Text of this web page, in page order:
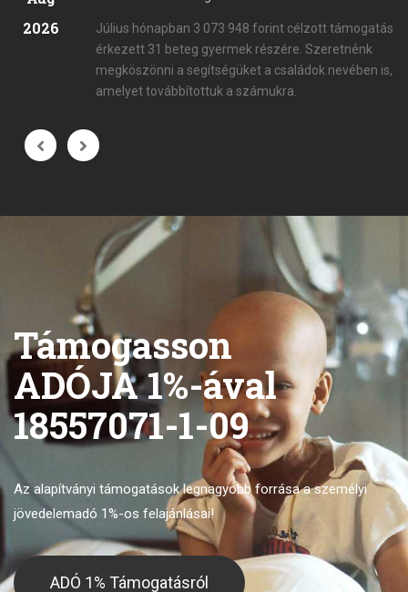
2026
Július hónapban 3 073 948 forint célzott támogatás
érkezett 31 beteg gyermek részére. Szeretnénk
megköszönni a segítségüket a családok nevében is,
amelyet továbbítottuk a számukra.
Támogasson
ADÓJA 1%-ával
18557071-1-09
Az alapítványi támogatások legnagyobb forrásaa személyi
jövedelemadó 1%-os felajánlásai!
ADÓ 1% Támogatásról